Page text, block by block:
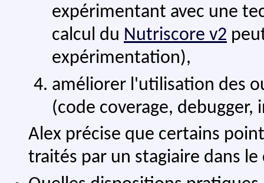
expérimentant avec une
calcul du Nutriscore v2
expérimentation),
améliorer l'utilisation des
(code coverage,
Alex précise que certains
traités par un stagiaire dans